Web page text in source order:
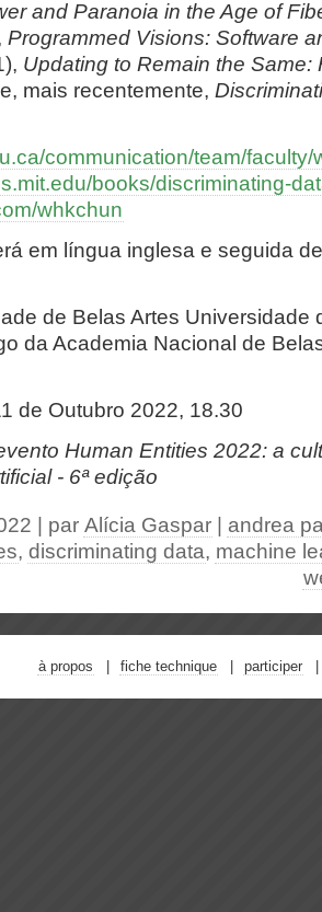
and Paranoia in the Age of
Programmed Visions: Software
Updating to Remain the Same:
mais recentemente,
communication/team/
books/discriminating-
whkchun
em língua inglesa e seguida
de Belas Artes Universidade
da Academia Nacional de
de Outubro 2022, 18.30
Human Entities 2022: a
- 6ª edição
| par Alícia Gaspar
andrea
, discriminating data, machine
à propos fiche technique participer